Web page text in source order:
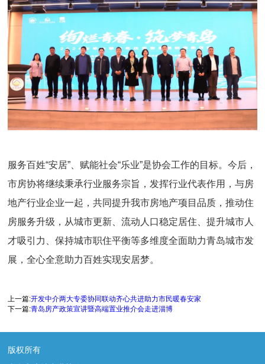
服务百姓“安居”、赋能社会“乐业”是协会工作的目标。今后，
市房协将继续秉承行业服务宗旨，发挥行业代表作用，与房
地产行业企业一起，共同提升我市房地产项目品质，推动住
房服务升级，从城市更新、流动人口稳定居住、提升城市人
才吸引力、保持城市职住平衡等多维度全面助力青岛城市发
展，全心全意助力百姓实现安居梦。
上一篇:开发中介两大专委协同联动齐心共进助力市民暖春安家
下一篇:青岛房产政策宣讲暨高端置业推介会走进淄博
版权所有